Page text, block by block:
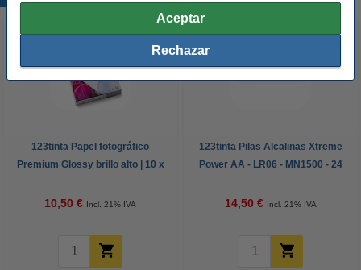
Aceptar
Rechazar
123tinta Papel fotográfico
Premium Glossy brillo alto | 10 x
10,50 € Incl. 21% IVA
123tinta Pilas Alcalinas Xtreme
Power AA - LR06 - MN1500 - 24
14,50 € Incl. 21% IVA